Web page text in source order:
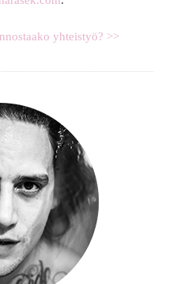
yhteistyö? >>